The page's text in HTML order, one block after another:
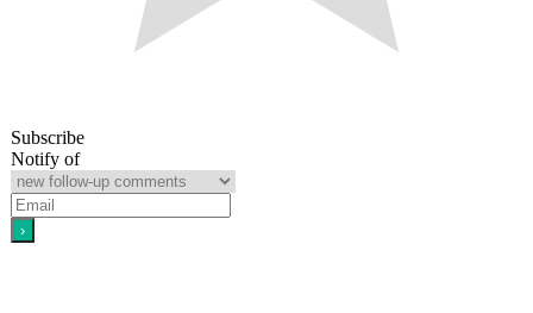
Subscribe
Notify of